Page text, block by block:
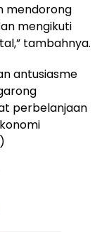
mendorong
mengikuti
tambahnya.
antusiasme
perbelanjaan